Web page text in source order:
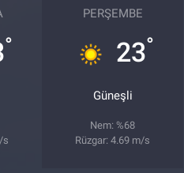
°
s
PERŞEMBE
23°
Güneşli
Nem: %68
Rüzgar: 4.69 m/s